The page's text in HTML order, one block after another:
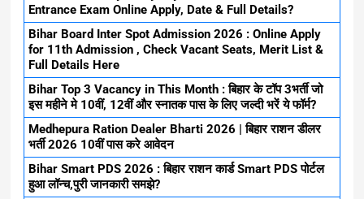
Entrance Exam Online Apply, Date & Full Details?
Bihar Board Inter Spot Admission 2026 : Online Apply
for 11th Admission , Check Vacant Seats, Merit List &
Full Details Here
Bihar Top 3 Vacancy in This Month : बिहार के टॉप 3भर्ती जो
इस महीने मे 10वीं, 12वीं और स्नातक पास के लिए जल्दी भरें ये फॉर्म?
Medhepura Ration Dealer Bharti 2026 | बिहार राशन डीलर
भर्ती 2026 10वीं पास करे आवेदन
Bihar Smart PDS 2026 : बिहार राशन कार्ड Smart PDS पोर्टल
हुआ लॉन्च,पुरी जानकारी समझे?